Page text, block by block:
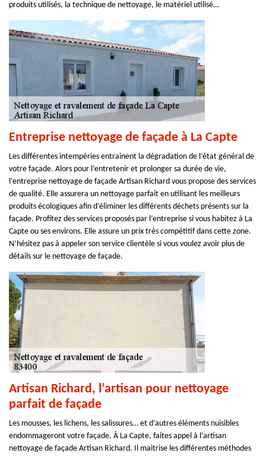
produits utilisés, la technique de nettoyage, le matériel utilisé…
Entreprise nettoyage de façade à La Capte
Les différentes intempéries entrainent la dégradation de l’état général de
votre façade. Alors pour l’entretenir et prolonger sa durée de vie,
l’entreprise nettoyage de façade Artisan Richard vous propose des services
de qualité. Elle assurera un nettoyage parfait en utilisant les meilleurs
produits écologiques afin d’éliminer les différents déchets présents sur la
façade. Profitez des services proposés par l’entreprise si vous habitez à La
Capte ou ses environs. Elle assure un prix très compétitif dans cette zone.
N’hésitez pas à appeler son service clientèle si vous voulez avoir plus de
détails sur le nettoyage de façade.
Artisan Richard, l’artisan pour nettoyage
parfait de façade
Les mousses, les lichens, les salissures… et d’autres éléments nuisibles
endommageront votre façade. À La Capte, faites appel à l’artisan
nettoyage de façade Artisan Richard. Il maitrise les différentes méthodes